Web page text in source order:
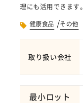
理にも活用できます。
健康食品 /その他
取り扱い会社
最小ロット